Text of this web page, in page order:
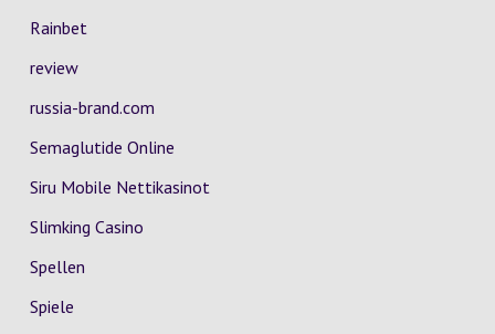
Rainbet
review
russia-brand.com
Semaglutide Online
Siru Mobile Nettikasinot
Slimking Casino
Spellen
Spiele